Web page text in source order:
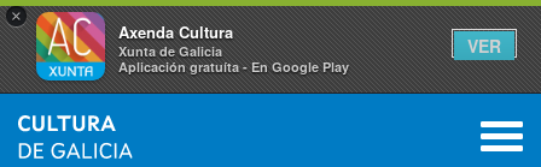
×
Axenda Cultura
Xunta de Galicia
Aplicación gratuíta - En Google Play
VER
INICIO › ACTUALIDADE 0